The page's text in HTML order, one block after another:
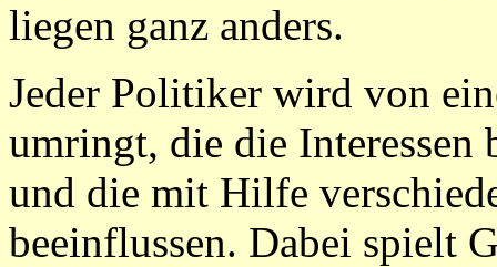
liegen ganz anders.
Jeder Politiker wird von
umringt, die die Interessen
und die mit Hilfe
beeinflussen. Dabei spielt